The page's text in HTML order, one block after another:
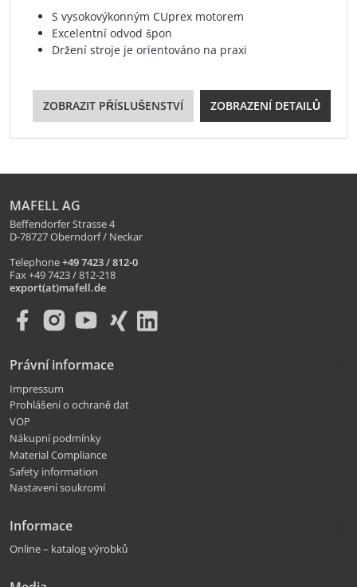
S vysokovýkonným CUprex motorem
Excelentní odvod špon
Držení stroje je orientováno na praxi
ZOBRAZIT PŘÍSLUŠENSTVÍ ZOBRAZENÍ DETAILŮ
MAFELL AG
Beffendorfer Strasse 4
D-78727 Oberndorf / Neckar
Telephone+49 7423 / 812-0
Fax +49 7423 / 812-218
export(at)mafell.de
Právní informace
Impressum
Prohlášení o ochraně dat
VOP
Nákupní podmínky
Material Compliance
Safety information
Nastavení soukromí
Informace
Online – katalog výrobků